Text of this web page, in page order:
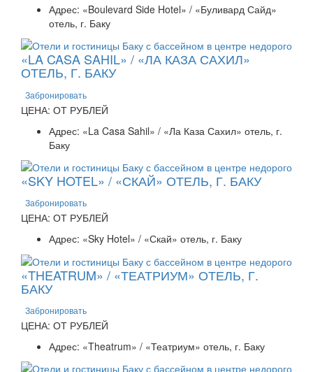
Адрес: «Boulevard Side Hotel» / «Буливард Сайд»
отель, г. Баку
«LA CASA SAHIL» / «ЛА КАЗА САХИЛ»
ОТЕЛЬ, Г. БАКУ
Забронировать
ЦЕНА: ОТ РУБЛЕЙ
Адрес: «La Casa Sahil» / «Ла Каза Сахил» отель, г.
Баку
«SKY HOTEL» / «СКАЙ» ОТЕЛЬ, Г. БАКУ
Забронировать
ЦЕНА: ОТ РУБЛЕЙ
Адрес: «Sky Hotel» / «Скай» отель, г. Баку
«THEATRUM» / «ТЕАТРИУМ» ОТЕЛЬ, Г.
БАКУ
Забронировать
ЦЕНА: ОТ РУБЛЕЙ
Адрес: «Theatrum» / «Театриум» отель, г. Баку